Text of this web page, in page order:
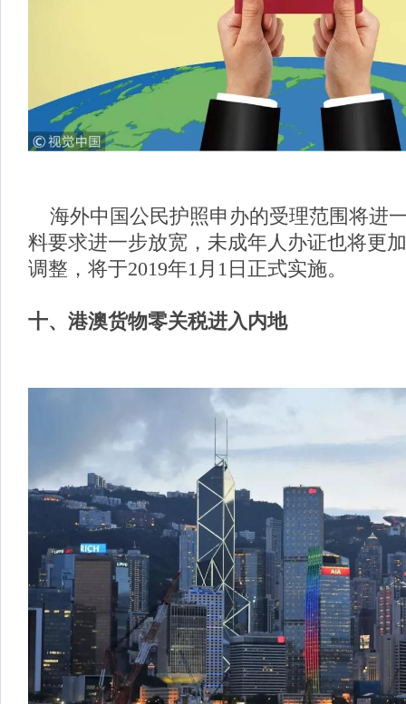
海外中国公民护照申办的受理范围将进
料要求进一步放宽，未成年人办证也将更
调整，将于2019年1月1日正式实施。
十、 港澳货物零关税进入内地